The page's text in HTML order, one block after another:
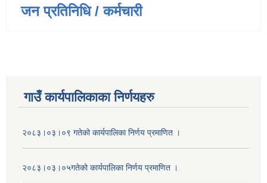
जन प्रतिनिधि / कर्मचारी
गाउँ कार्यपालिकाका निर्णयहरु
२०८३।०३।०९ गतेको कार्यपालिका निर्णय प्रमाणित ।
२०८३।०३।०५गतेको कार्यपालिका निर्णय प्रमाणित ।